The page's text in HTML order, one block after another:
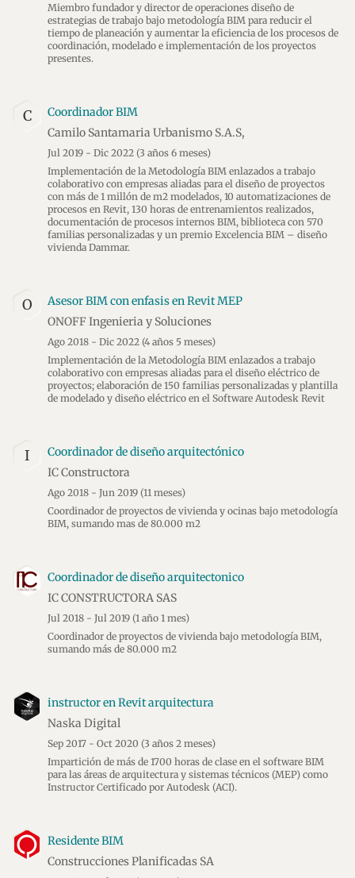
Miembro fundador y director de operaciones diseño de
estrategias de trabajo bajo metodología BIM para reducir el
tiempo de planeación y aumentar la eficiencia de los procesos de
coordinación, modelado e implementación de los proyectos
presentes.
C
Coordinador BIM
Camilo Santamaria Urbanismo S.A.S,
Jul 2019 - Dic 2022 (3 años 6 meses)
Implementación de la Metodología BIM enlazados a trabajo
colaborativo con empresas aliadas para el diseño de proyectos
con más de 1 millón de m2 modelados, 10 automatizaciones de
procesos en Revit, 130 horas de entrenamientos realizados,
documentación de procesos internos BIM, biblioteca con 570
familias personalizadas y un premio Excelencia BIM – diseño
vivienda Dammar.
O
Asesor BIM con enfasis en Revit MEP
ONOFF Ingenieria y Soluciones
Ago 2018 - Dic 2022 (4 años 5 meses)
Implementación de la Metodología BIM enlazados a trabajo
colaborativo con empresas aliadas para el diseño eléctrico de
proyectos; elaboración de 150 familias personalizadas y plantilla
de modelado y diseño eléctrico en el Software Autodesk Revit
I
Coordinador de diseño arquitectónico
IC Constructora
Ago 2018 - Jun 2019 (11 meses)
Coordinador de proyectos de vivienda y ocinas bajo metodología
BIM, sumando mas de 80.000 m2
Coordinador de diseño arquitectonico
IC CONSTRUCTORA SAS
Jul 2018 - Jul 2019 (1 año 1 mes)
Coordinador de proyectos de vivienda bajo metodología BIM,
sumando más de 80.000 m2
instructor en Revit arquitectura
Naska Digital
Sep 2017 - Oct 2020 (3 años 2 meses)
Impartición de más de 1700 horas de clase en el software BIM
para las áreas de arquitectura y sistemas técnicos (MEP) como
Instructor Certificado por Autodesk (ACI).
Residente BIM
Construcciones Planificadas SA